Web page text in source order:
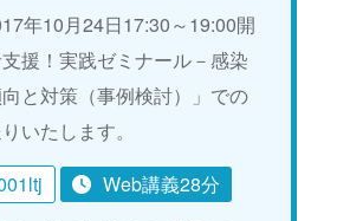
年10月24日17:30～19:00開
援！実践ゼミナール－感染
と対策（事例検討）」での
いたします。
Web講義28分